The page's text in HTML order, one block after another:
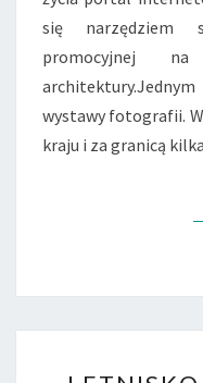
się narzędziem
promocyjnej
wystawy fotografii. W
kraju i za granicą